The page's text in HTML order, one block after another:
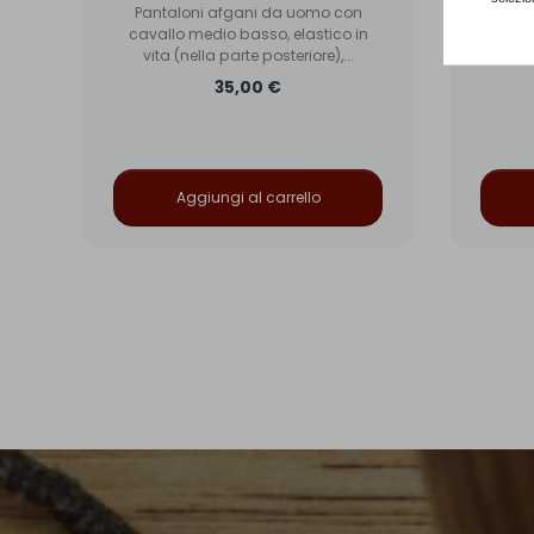
Pantaloni afgani da uomo con
cavallo medio basso, elastico in
vita (nella parte posteriore),...
35,00 €
Aggiungi al carrello